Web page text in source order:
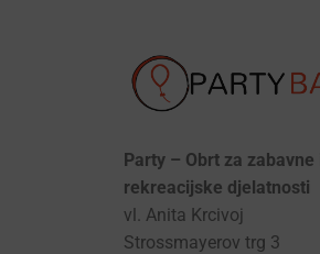
Party – Obrt za zabavne
rekreacijske djelatnosti
vl. Anita Krcivoj
Strossmayerov trg 3